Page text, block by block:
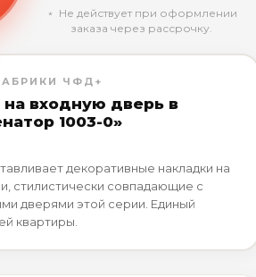
﹡ Не действует при оформлении
заказа через рассрочку.
ЧФД+
на входную дверь в
1003-0»
декоративные накладки на
стилистически совпадающие с
дверями этой серии. Единый
квартиры.